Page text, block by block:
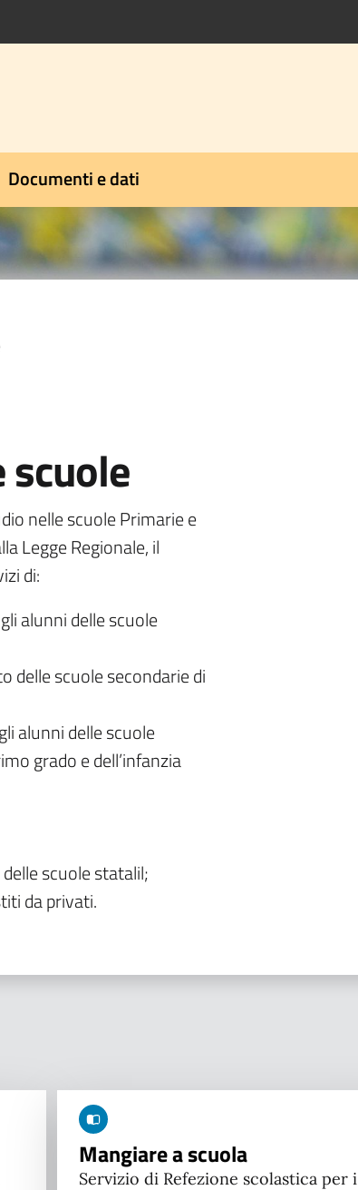
Documenti e dati
scuole
nelle scuole Primarie e
Legge Regionale, il
di:
alunni delle scuole
delle scuole secondarie di
alunni delle scuole
grado e dell’infanzia
scuole statalil;
da privati.
Mangiare a scuola
Servizio di Refezione scolastica per i